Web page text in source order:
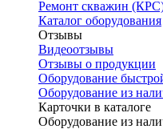
Ремонт скважин
Каталог оборудования
Отзывы
Видеоотзывы
Отзывы о продукции
Оборудование
Оборудование из
Карточки в каталоге
Оборудование из